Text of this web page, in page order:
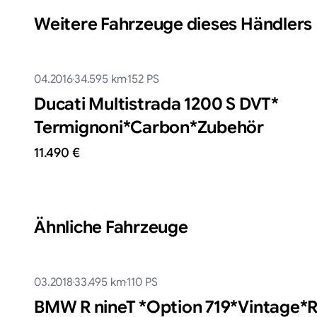
Weitere Fahrzeuge dieses Händlers
04.201634.595km152PS
Ducati Multistrada 1200 S DVT*​
Termignoni*​Carbon*​Zubehör
11.490 €
Ähnliche Fahrzeuge
03.201833.495km110PS
BMW R nineT *​Option